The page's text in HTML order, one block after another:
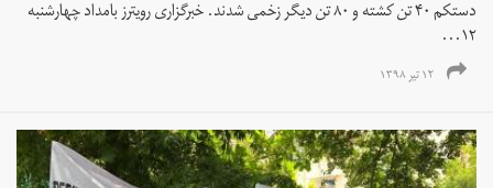
دستکم ۴۰ تن کشته و ۸۰ تن دیگر زخمی شدند. خبرگزاری رویترز بامداد چهارشنبه
۱۲...
۱۲ تیر ۱۳۹۸